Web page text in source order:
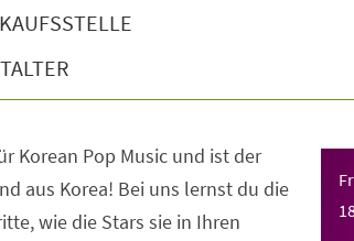
Korean Pop Music und ist der
aus Korea! Bei uns lernst du die
wie die Stars sie in Ihren